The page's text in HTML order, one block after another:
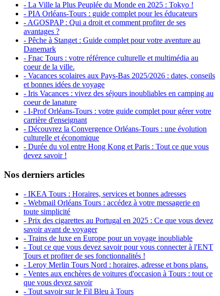
- La Ville la Plus Peuplée du Monde en 2025 : Tokyo !
- PIA Orléans-Tours : guide complet pour les éducateurs
- AGOSPAP : Qui a droit et comment profiter de ses
avantages ?
- Pêche à Stanget : Guide complet pour votre aventure au
Danemark
- Fnac Tours : votre référence culturelle et multimédia au
coeur de la ville.
- Vacances scolaires aux Pays-Bas 2025/2026 : dates, conseils
et bonnes idées de voyage
- Iris Vacances : vivez des séjours inoubliables en camping au
coeur de lanature
- I-Prof Orléans-Tours : votre guide complet pour gérer votre
carrière d'enseignant
- Découvrez la Convergence Orléans-Tours : une évolution
culturelle et économique
- Durée du vol entre Hong Kong et Paris : Tout ce que vous
devez savoir !
Nos derniers articles
- IKEA Tours : Horaires, services et bonnes adresses
- Webmail Orléans Tours : accédez à votre messagerie en
toute simplicité
- Prix des cigarettes au Portugal en 2025 : Ce que vous devez
savoir avant de voyager
- Trains de luxe en Europe pour un voyage inoubliable
- Tout ce que vous devez savoir pour vous connecter à l'ENT
Tours et profiter de ses fonctionnalités !
- Leroy Merlin Tours Nord : horaires, adresse et bons plans.
- Ventes aux enchères de voitures d'occasion à Tours : tout ce
que vous devez savoir
- Tout savoir sur le Fil Bleu à Tours